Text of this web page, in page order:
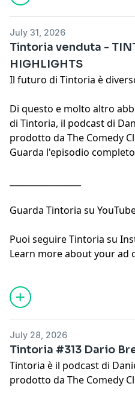
July 31, 2026
Tintoria venduta -
HIGHLIGHTS
Il futuro di Tintoria è
Di questo e molto altro
di Tintoria, il podcast di
prodotto da The Comedy
Guarda l'episodio
Guarda Tintoria su
Puoi seguireTintoria su
Learn more about your ad
July 28, 2026
Tintoria #313 Dario
Tintoria è il podcast di
prodotto da The Comedy